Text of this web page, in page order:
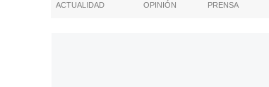
ACTUALIDAD OPINIÓN PRENSA